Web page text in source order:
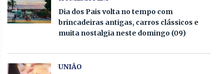
Dia dos Pais volta no tempo com
brincadeiras antigas, carros clássicos e
muita nostalgia neste domingo (09)
UNIÃO